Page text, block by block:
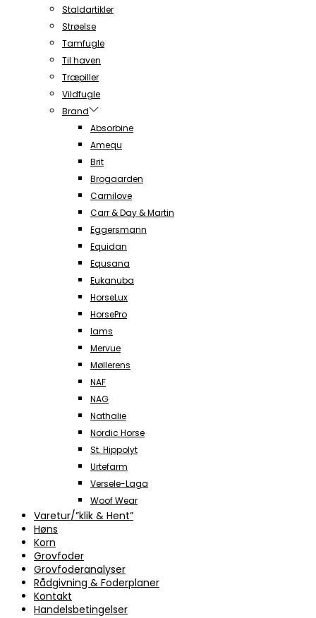
Staldartikler
Strøelse
Tamfugle
Til haven
Træpiller
Vildfugle
Brand
Absorbine
Amequ
Brit
Brogaarden
Carnilove
Carr & Day & Martin
Eggersmann
Equidan
Equsana
Eukanuba
HorseLux
HorsePro
Iams
Mervue
Møllerens
NAF
NAG
Nathalie
Nordic Horse
St. Hippolyt
Urtefarm
Versele-Laga
Woof Wear
Varetur/”klik & Hent”
Høns
Korn
Grovfoder
Grovfoderanalyser
Rådgivning & Foderplaner
Kontakt
Handelsbetingelser